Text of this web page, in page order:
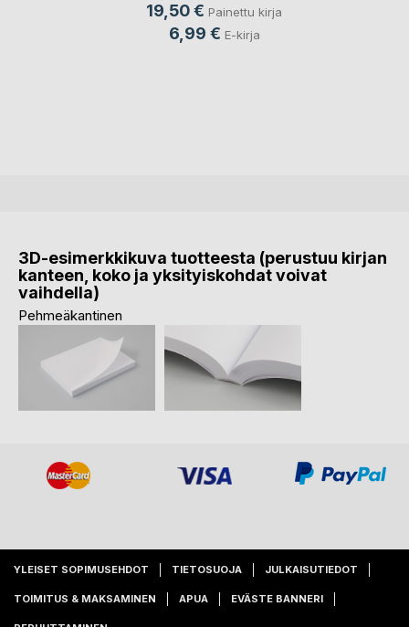
19,50 € Painettu kirja
6,99 € E-kirja
3D-esimerkkikuva tuotteesta (perustuu kirjan
kanteen, koko ja yksityiskohdat voivat
vaihdella)
Pehmeäkantinen
YLEISET SOPIMUSEHDOT TIETOSUOJA JULKAISUTIEDOT
TOIMITUS & MAKSAMINEN APUA EVÄSTE BANNERI